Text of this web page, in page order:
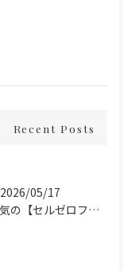
Recent Posts
2026/05/17
人気の【セルゼロフェイシャル】✨